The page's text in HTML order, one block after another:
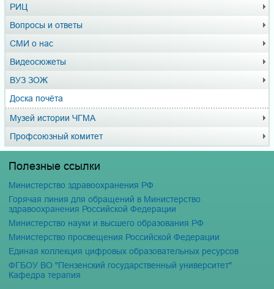
РИЦ
Вопросы и ответы
СМИ о нас
Видеосюжеты
ВУЗ ЗОЖ
Доска почёта
Музей истории ЧГМА
Профсоюзный комитет
Полезные ссылки
Министерство здравоохранения РФ
Горячая линия для обращений в Министерство
здравоохранения Российской Федерации
Министерство науки и высшего образования РФ
Министерство просвещения Российской Федерации
Единая коллекция цифровых образовательных ресурсов
ФГБОУ ВО "Пензенский государственный университет"
Кафедра терапия